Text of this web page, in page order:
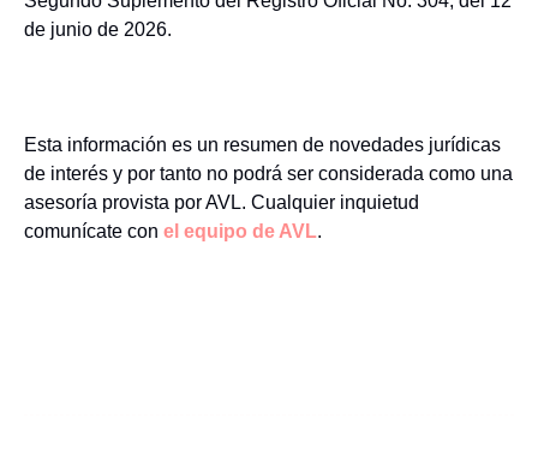
de junio de 2026.
Esta información es un resumen de novedades jurídicas
de interés y por tanto no podrá ser considerada como una
asesoría provista por AVL. Cualquier inquietud
comunícate con el equipo de AVL.